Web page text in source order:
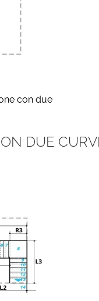
con due
DUE